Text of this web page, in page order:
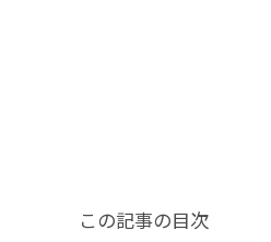
この記事の目次